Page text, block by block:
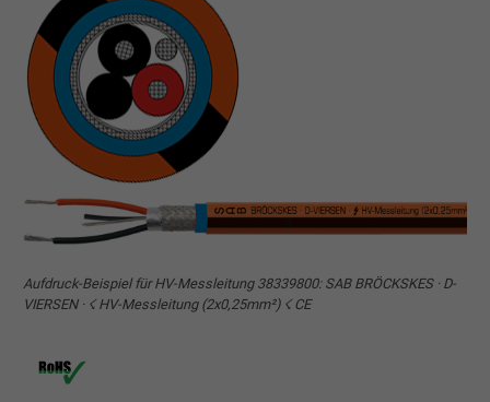
Aufdruck-Beispiel für HV-Messleitung 38339800: SAB BRÖCKSKES · D-
VIERSEN · ☇ HV-Messleitung (2x0,25mm²) ☇ CE